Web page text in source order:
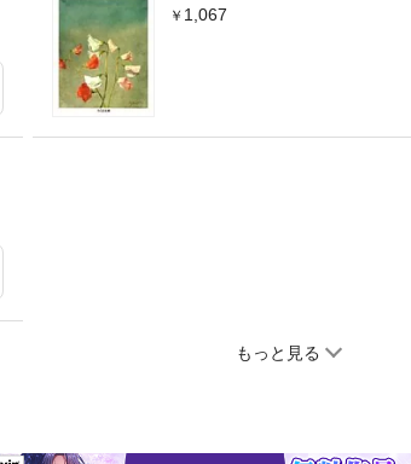
1,067
もっと見る